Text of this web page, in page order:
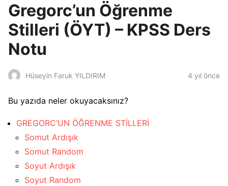
Gregorc’un Öğrenme
Stilleri (ÖYT) – KPSS Ders
Notu
Hüseyin Faruk YILDIRIM 4 yıl önce
Bu yazıda neler okuyacaksınız?
GREGORC’UN ÖĞRENME STİLLERİ
Somut Ardışık
Somut Random
Soyut Ardışık
Soyut Random